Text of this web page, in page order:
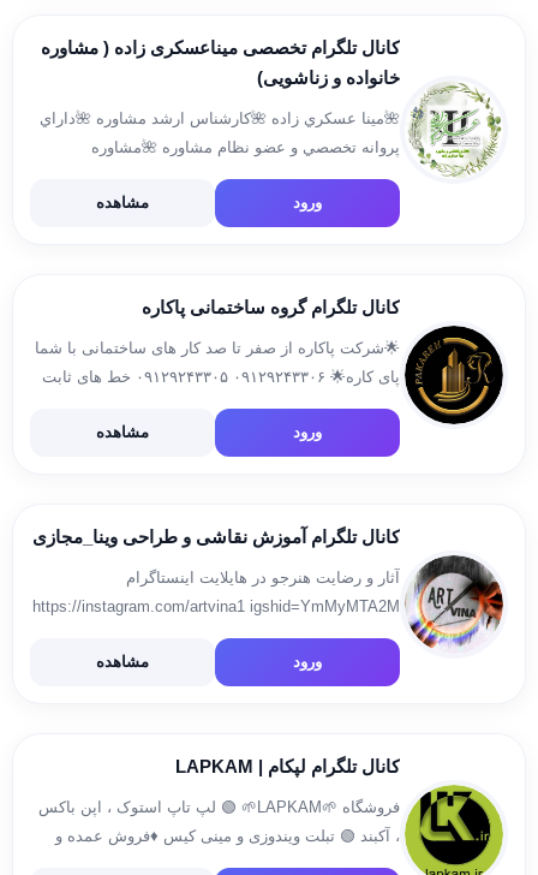
کانال تلگرام تخصصی میناعسکری زاده ( مشاوره
خانواده و زناشویی)
🌺مينا عسكري زاده 🌺كارشناس ارشد مشاوره 🌺داراي
پروانه تخصصي و عضو نظام مشاوره 🌺مشاوره
فردي،پيش از ازدواج ، زوج درماني و طلاق 🌺مشاوره
حضوری در استانبول و تهران 🌺مشاوره آنلاین از طریق
ورود مشاهده
کانال تلگرام گروه ساختمانی پاکاره
🌟شرکت پاکاره از صفر تا صد کار های ساختمانی با شما
پای کاره🌟 ۰۹۱۲۹۲۴۳۳۰۶ ۰۹۱۲۹۲۴۳۳۰۵ خط های ثابت
سایت مجموعه: http://www.pakareh.org اینستاگرام:
ورود مشاهده
کانال تلگرام آموزش نقاشی و طراحی وینا_مجازی
آثار و رضایت هنرجو در هایلایت اینستاگرام
https://instagram.com/artvina1 igshid=YmMyMTA2M
تبادل پذیرفته میشود ⛔️آی دی ادمین و کانال آموزشگاه
ورود مشاهده
کانال تلگرام لپکام | LAPKAM
فروشگاه 🌱LAPKAM🌱 🟢 لپ تاپ استوک ، اپن باکس
، آکبند 🟢 تبلت ویندوزی و مینی کیس ♦️فروش عمده و
خرده ♦️ فروش حضوری (شهرستان بانه) و غیرحضوری